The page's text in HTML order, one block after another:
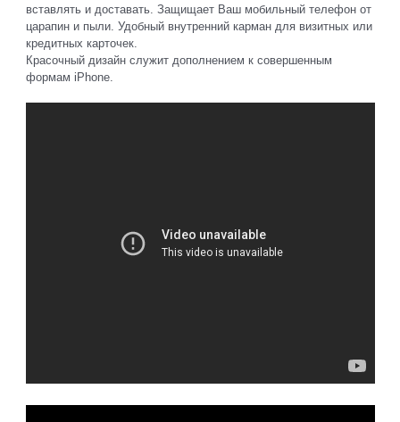
вставлять и доставать. Защищает Ваш мобильный телефон от
царапин и пыли. Удобный внутренний карман для визитных или
кредитных карточек.
Красочный дизайн служит дополнением к совершенным
формам iPhone.